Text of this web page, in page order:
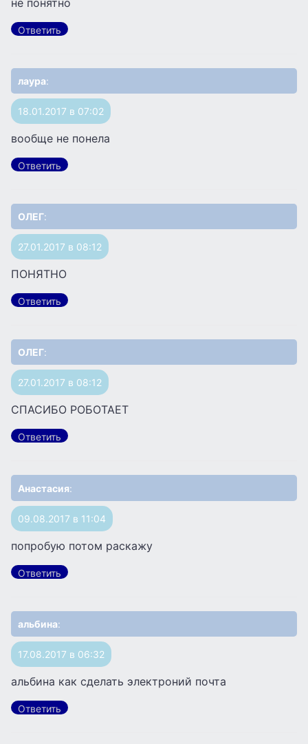
Ответить
лаура:
18.01.2017 в 07:02
вообще не понела
Ответить
ОЛЕГ:
27.01.2017 в 08:12
ПОНЯТНО
Ответить
ОЛЕГ:
27.01.2017 в 08:12
СПАСИБО РОБОТАЕТ
Ответить
Анастасия:
09.08.2017 в 11:04
попробую потом раскажу
Ответить
альбина:
17.08.2017 в 06:32
альбина как сделать электроний почта
Ответить